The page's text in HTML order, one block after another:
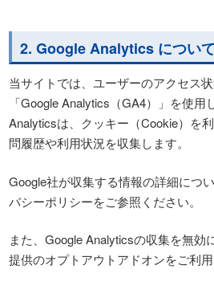
2. Google Analytics について
当サイトでは、ユーザーのアクセス
「Google Analytics（GA4）」を使用
Analyticsは、クッキー（Cookie）を
問履歴や利用状況を収集します。
Google社が収集する情報の詳細につ
バシーポリシーをご参照ください。
また、Google Analyticsの収集を無効
提供のオプトアウトアドオンをご利用